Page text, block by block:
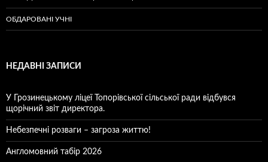
ОБДАРОВАНІ УЧНІ
НЕДАВНІ ЗАПИСИ
У Грозинецькому ліцеї Топорівської сільської ради відбувся
щорічний звіт директора.
Небезпечні розваги – загроза життю!
Англомовний табір 2026